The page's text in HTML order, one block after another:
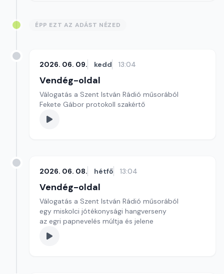
ÉPP EZT AZ ADÁST NÉZED
2026. 06. 09. kedd 13:04
Vendég-oldal
Válogatás a Szent István Rádió műsorából
Fekete Gábor protokoll szakértő
2026. 06. 08. hétfő 13:04
Vendég-oldal
Válogatás a Szent István Rádió műsorából
egy miskolci jótékonysági hangverseny
az egri papnevelés múltja és jelene